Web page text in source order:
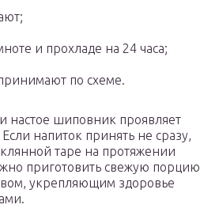
и прохладе на 24 часа;
по схеме.
настое шиповник проявляет
напиток принять не сразу,
таре на протяжении
приготовить свежую порцию
укрепляющим здоровье